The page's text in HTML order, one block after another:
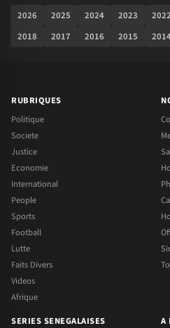
2026 2025 2024 2023 2022
2018
2017 2016 2015
RUBRIQUES
Politique
Societe
Justice
Economie
International
People
Sports
Football
Lutte
Faits Divers
Videos
Afrique
SERIES SENEGALAISES
A